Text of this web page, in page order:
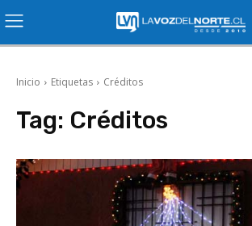
Inicio Etiquetas Créditos
Tag: Créditos